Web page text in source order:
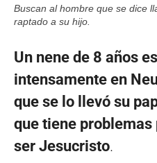
Buscan al hombre que se dice
raptado a su hijo.
Un nene de 8 años
intensamente en
que se lo llevó su
que tiene
ser Jesucristo.